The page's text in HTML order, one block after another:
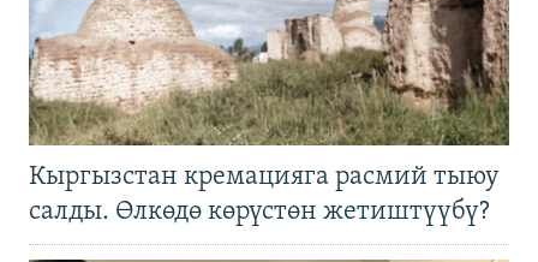
Кыргызстан кремацияга расмий тыюу
салды. Өлкөдө көрүстөн жетиштүүбү?